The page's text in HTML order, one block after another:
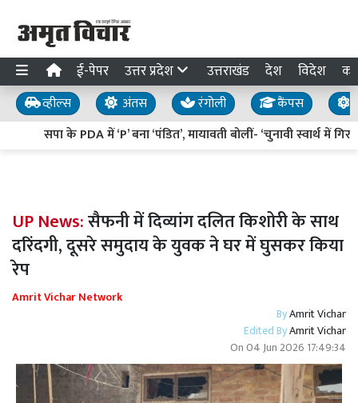
ई-पेपर उत्तर प्रदेश उत्तराखंड देश विदेश
व्हील्स अंतस रंगोली कैंपस
सपा के PDA में ‘P’ बना ‘पंडित’, मायावती बोलीं- ‘चुनावी स्वार्थ में
UP News:सैफनी में दिव्यांग दलित किशोरी के साथ
दरिंदगी, दूसरे समुदाय के युवक ने घर में घुसकर किया
रेप
Amrit Vichar Network
ByAmrit Vichar
Edited ByAmrit Vichar
On04 Jun 2026 17:49:34